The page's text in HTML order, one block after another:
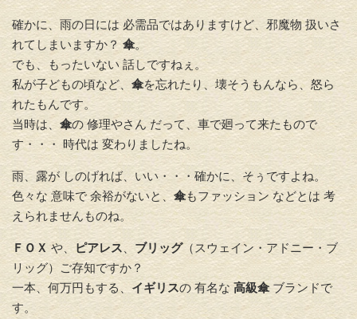
確かに、雨の日には 必需品ではありますけど、邪魔物 扱いさ
れてしまいますか？ 傘。
でも、もったいない 話しですねぇ。
私が子どもの頃など、 傘を忘れたり、壊そうもんなら、怒ら
れたもんです。
当時は、 傘の 修理やさん だって、車で廻って来たもので
す・・・ 時代は 変わりましたね。
雨、露が しのげれば、いい・・・確かに、そぅですよね。
色々な 意味で 余裕がないと、傘もファッション などとは 考
えられませんものね。
ＦＯＸ や、ピアレス ブリッグ（スウェイン・アドニー・ブ
リッグ）ご存知ですか？
一本、何万円もする、 イギリスの 有名な高級傘 ブランドで
す。